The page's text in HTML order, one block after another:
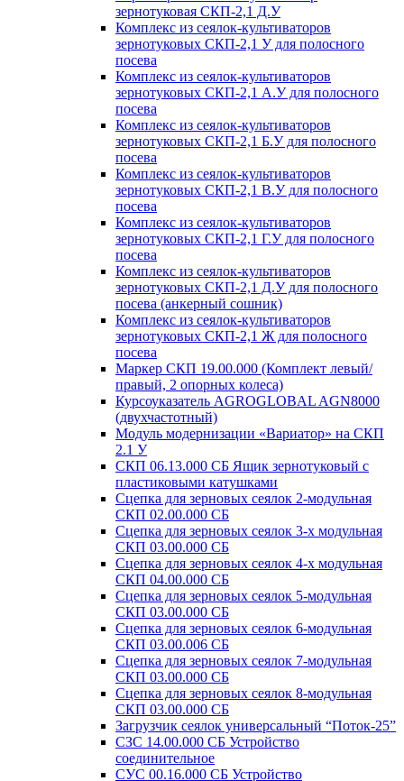
зернотуковая СКП-2,1 Д.У
Комплекс из сеялок-культиваторов
зернотуковых СКП-2,1 У для полосного
посева
Комплекс из сеялок-культиваторов
зернотуковых СКП-2,1 А.У для полосного
посева
Комплекс из сеялок-культиваторов
зернотуковых СКП-2,1 Б.У для полосного
посева
Комплекс из сеялок-культиваторов
зернотуковых СКП-2,1 В.У для полосного
посева
Комплекс из сеялок-культиваторов
зернотуковых СКП-2,1 Г.У для полосного
посева
Комплекс из сеялок-культиваторов
зернотуковых СКП-2,1 Д.У для полосного
посева (анкерный сошник)
Комплекс из сеялок-культиваторов
зернотуковых СКП-2,1 Ж для полосного
посева
Маркер СКП 19.00.000 (Комплект левый/
правый, 2 опорных колеса)
Курсоуказатель AGROGLOBAL AGN8000
(двухчастотный)
Модуль модернизации «Вариатор» на СКП
2.1 У
СКП 06.13.000 СБ Ящик зернотуковый с
пластиковыми катушками
Сцепка для зерновых сеялок 2-модульная
СКП 02.00.000 СБ
Сцепка для зерновых сеялок 3-х модульная
СКП 03.00.000 СБ
Сцепка для зерновых сеялок 4-х модульная
СКП 04.00.000 СБ
Сцепка для зерновых сеялок 5-модульная
СКП 03.00.000 СБ
Сцепка для зерновых сеялок 6-модульная
СКП 03.00.006 СБ
Сцепка для зерновых сеялок 7-модульная
СКП 03.00.000 СБ
Сцепка для зерновых сеялок 8-модульная
СКП 03.00.000 СБ
Загрузчик сеялок универсальный “Поток-25”
СЗС 14.00.000 СБ Устройство
соединительное
СУС 00.16.000 СБ Устройство